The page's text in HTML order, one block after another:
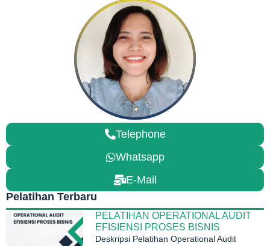
Telephone
Whatsapp
E-Mail
Pelatihan Terbaru
PELATIHAN OPERATIONAL AUDIT
EFISIENSI PROSES BISNIS
Deskripsi Pelatihan Operational Audit